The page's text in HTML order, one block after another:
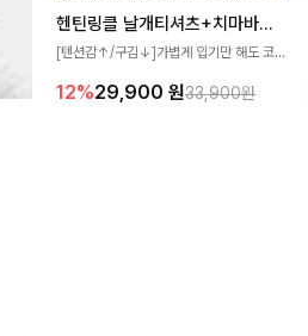
헨틴링클 날개티셔츠+치마바지SET
[텐션감↑/구김↓]가볍게 입기만 해도 코
게 퍼지는 프릴 날개 소매가 우아한 포인트
12%29,900 원33,900원